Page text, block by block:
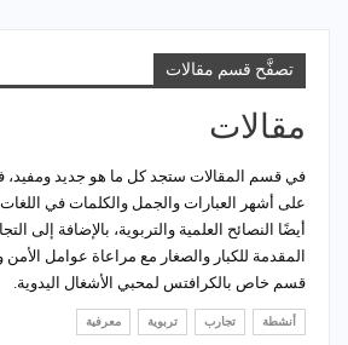
تصفَّح قسم مقالات
مقالات
في قسم المقالات ستجد كل ما هو جديد
على أشهر العبارات والجمل والكلمات في
أيضًا النصائح العلمية والتربوية، بالإضافة إلى
المقدمة للكبار والصغار مع مراعاة عوامل
قسم خاص بالكرافتس لمحبي الأشغال اليدوية.
أنشطة تجارب تربوية معرفية